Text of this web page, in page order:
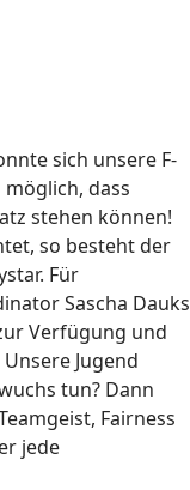
sich unsere F-
dass
stehen können!
so besteht der
Für
Sascha Dauks
Verfügung und
Jugend
tun? Dann
Fairness
jede